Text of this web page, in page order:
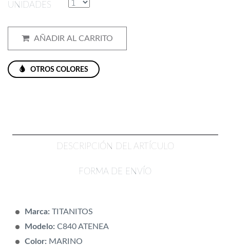
UNIDADES
AÑADIR AL CARRITO
OTROS COLORES
DESCRIPCIÓN DEL ARTÍCULO
FORMA DE ENVÍO
Marca: TITANITOS
Modelo: C840 ATENEA
Color: MARINO